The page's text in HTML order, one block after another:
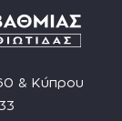
& Κύπρου